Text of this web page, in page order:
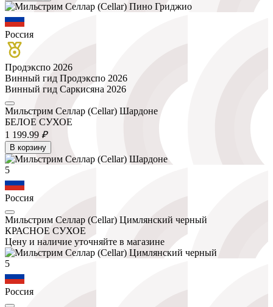
Россия
Продэкспо 2026
Винный гид Продэкспо 2026
Винный гид Саркисяна 2026
Мильстрим Селлар (Cellar) Шардоне
БЕЛОЕ СУХОЕ
1 199.99 ₽
В корзину
5
Россия
Мильстрим Селлар (Cellar) Цимлянский черный
КРАСНОЕ СУХОЕ
Цену и наличие уточняйте в магазине
5
Россия